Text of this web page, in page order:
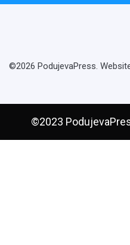
©2026 PodujevaPress.
©2023